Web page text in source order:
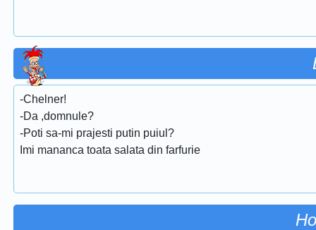
-Chelner!
-Da ,domnule?
-Poti sa-mi prajesti putin puiul?
Imi mananca toata salata din farfurie